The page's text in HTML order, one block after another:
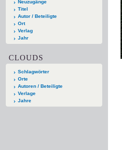
Neuzugänge
Titel
Autor / Beteiligte
Ort
Verlag
Jahr
CLOUDS
Schlagwörter
Orte
Autoren / Beteiligte
Verlage
Jahre